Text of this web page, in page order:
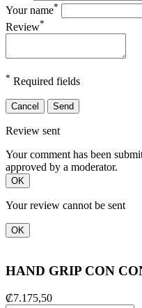
Your name*
Review*
* Required fields
Cancel Send
Review sent
Your comment has been
approved by a moderator.
OK
Your review cannot be sent
OK
HAND GRIP CON
₡7.175,50